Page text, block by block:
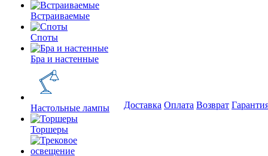
Встраиваемые
Споты
Бра и настенные
Настольные лампы
Торшеры
Доставка Оплата Возврат